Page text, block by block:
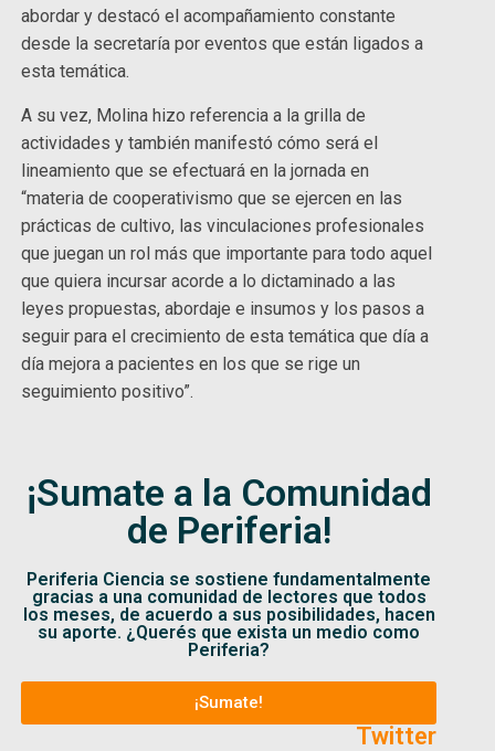
abordar y destacó el acompañamiento constante
desde la secretaría por eventos que están ligados a
esta temática.
A su vez, Molina hizo referencia a la grilla de
actividades y también manifestó cómo será el
lineamiento que se efectuará en la jornada en
“materia de cooperativismo que se ejercen en las
prácticas de cultivo, las vinculaciones profesionales
que juegan un rol más que importante para todo aquel
que quiera incursar acorde a lo dictaminado a las
leyes propuestas, abordaje e insumos y los pasos a
seguir para el crecimiento de esta temática que día a
día mejora a pacientes en los que se rige un
seguimiento positivo”.
¡Sumate a la Comunidad
de Periferia!
Periferia Ciencia se sostiene fundamentalmente
gracias a una comunidad de lectores que todos
los meses, de acuerdo a sus posibilidades, hacen
su aporte. ¿Querés que exista un medio como
Periferia?
¡Sumate!
Twitter